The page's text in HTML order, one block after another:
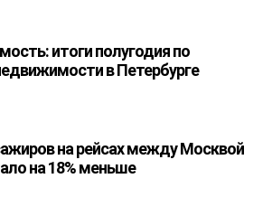
итоги полугодия по
в Петербурге
на рейсах между Москвой
на 18% меньше